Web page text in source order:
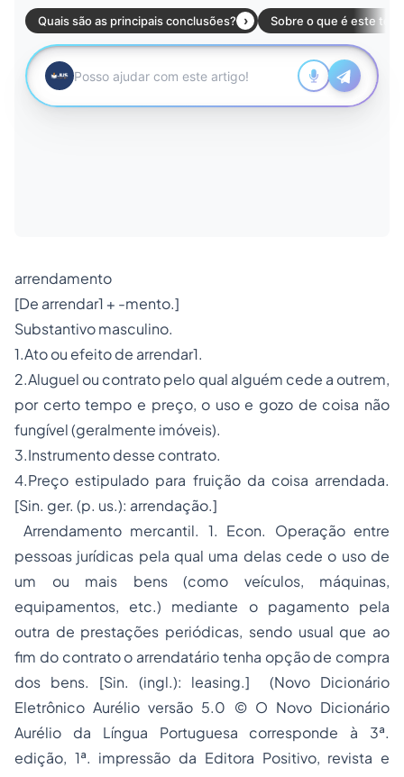
arrendamento
[De arrendar1 + -mento.]
Substantivo masculino.
1.Ato ou efeito de arrendar1.
2.Aluguel ou contrato pelo qual alguém cede a outrem,
por certo tempo e preço, o uso e gozo de coisa não
fungível (geralmente imóveis).
3.Instrumento desse contrato.
4.Preço estipulado para fruição da coisa arrendada.
[Sin. ger. (p. us.): arrendação.]
Arrendamento mercantil. 1. Econ. Operação entre
pessoas jurídicas pela qual uma delas cede o uso de
um ou mais bens (como veículos, máquinas,
equipamentos, etc.) mediante o pagamento pela
outra de prestações periódicas, sendo usual que ao
fim do contrato o arrendatário tenha opção de compra
dos bens. [Sin. (ingl.): leasing.] (Novo Dicionário
Eletrônico Aurélio versão 5.0 © O Novo Dicionário
Aurélio da Língua Portuguesa corresponde à 3ª.
edição, 1ª. impressão da Editora Positivo, revista e